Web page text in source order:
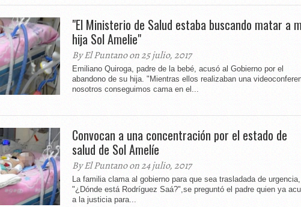
"El Ministerio de Salud estaba buscando matar a
hija Sol Amelie"
By El Puntano on 25 julio, 2017
Emiliano Quiroga, padre de la bebé, acusó al Gobierno por el
abandono de su hija. "Mientras ellos realizaban una
nosotros conseguimos cama en el...
Convocan a una concentración por el estado de
salud de Sol Amelíe
By El Puntano on 24 julio, 2017
La familia clama al gobierno para que sea trasladada de urgencia,
"¿Dónde está Rodríguez Saá?",se preguntó el padre quien ya
a la justicia para...